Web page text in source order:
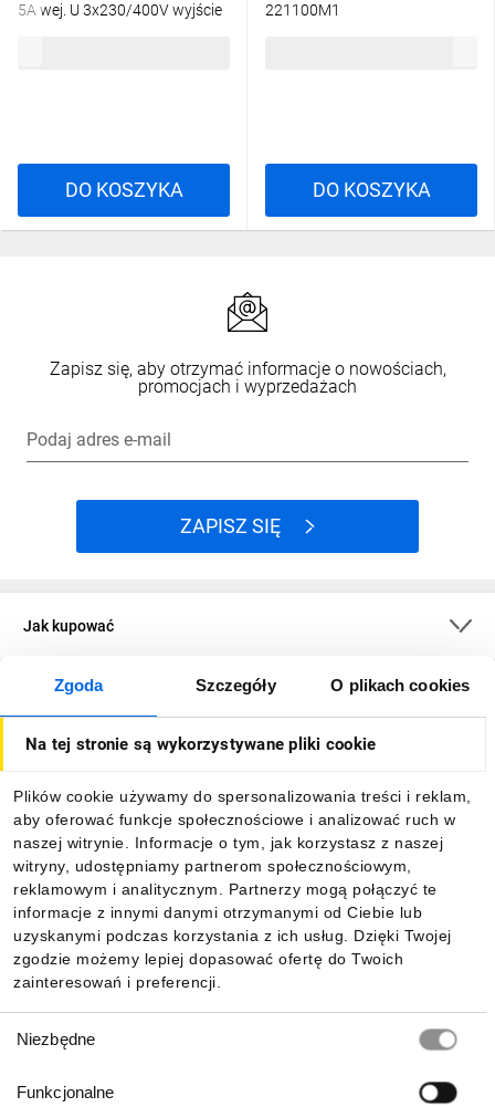
Zgoda Szczegóły O plikach cookies
Na tej stronie są wykorzystywane pliki cookie
Plików cookie używamy do spersonalizowania treści i reklam,
aby oferować funkcje społecznościowe i analizować ruch w
naszej witrynie. Informacje o tym, jak korzystasz z naszej
witryny, udostępniamy partnerom społecznościowym,
reklamowym i analitycznym. Partnerzy mogą połączyć te
informacje z innymi danymi otrzymanymi od Ciebie lub
uzyskanymi podczas korzystania z ich usług. Dzięki Twojej
zgodzie możemy lepiej dopasować ofertę do Twoich
zainteresowań i preferencji.
zgody
Niezbędne
Funkcjonalne
5A wej. U 3x230/400V wyjście
DO KOSZYKA
221100M1
DO KOSZYKA
Zapisz się, aby otrzymać informacje o nowościach,
promocjach i wyprzedażach
Podaj adres e-mail
ZAPISZ SIĘ
Jak kupować
O firmie
Informacje
Pobierz naszą aplikację mobilną: